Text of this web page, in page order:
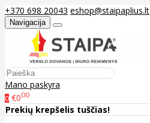
+370 698 20043 eshop@staipaplius.lt
Navigacija
Mano paskyra
0 €000
Prekių krepšelis tuščias!